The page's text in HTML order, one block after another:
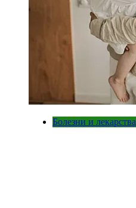
Болезни и лекарства